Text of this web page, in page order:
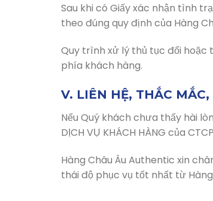
Sau khi có Giấy xác nhận tình
theo đúng quy định của Hàng
Quy trình xử lý thủ tục đổi
phía khách hàng.
V. LIÊN HỆ, THẮC
Nếu Quý khách chưa thấy hài
DỊCH VỤ KHÁCH HÀNG của
Hàng Châu Âu Authentic xin
thái độ phục vụ tốt nhất từ